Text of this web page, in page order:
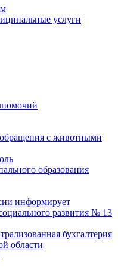
услуги
с животными
образования
информирует
развития № 13
бухгалтерия
области